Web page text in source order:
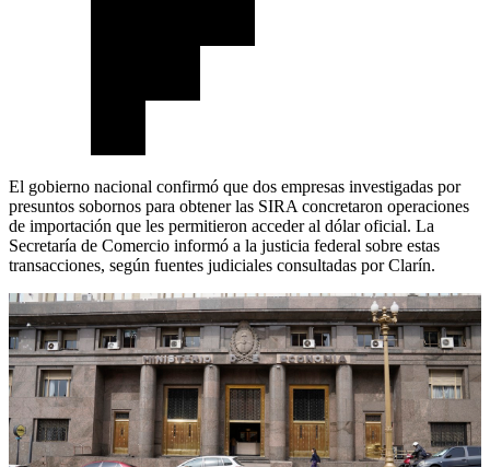
El gobierno nacional confirmó que dos empresas investigadas por
presuntos sobornos para obtener las SIRA concretaron operaciones
de importación que les permitieron acceder al dólar oficial. La
Secretaría de Comercio informó a la justicia federal sobre estas
transacciones, según fuentes judiciales consultadas por Clarín.